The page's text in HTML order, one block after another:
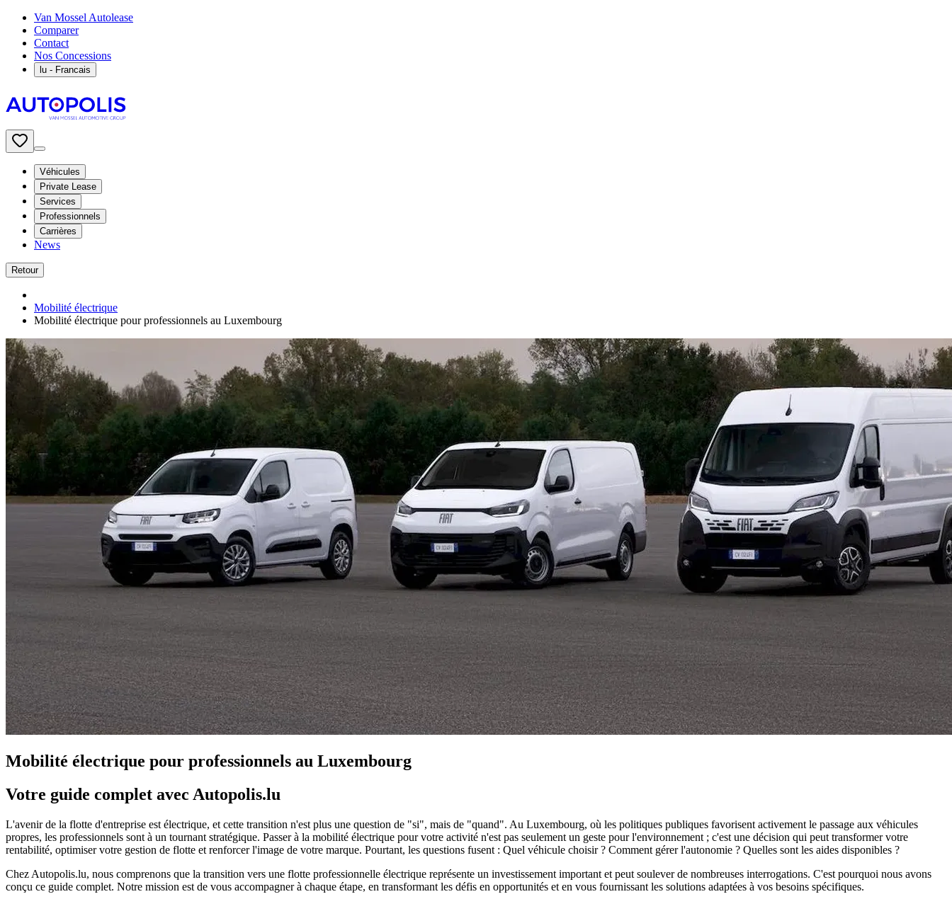
Van Mossel Autolease
Comparer
Contact
Nos Concessions
lu - Francais
Véhicules
Private Lease
Services
Professionnels
Carrières
News
Retour
Mobilité électrique
Mobilité électrique pour professionnels au Luxembourg
Mobilité électrique pour professionnels au Luxembourg
Votre guide complet avec Autopolis.lu
L'avenir de la flotte d'entreprise est électrique, et cette transition n'est plus une question de "si", mais de "quand". Au Luxembourg, où les politiques publiques favorisent activement le passage aux véhicules
propres, les professionnels sont à un tournant stratégique. Passer à la mobilité électrique pour votre activité n'est pas seulement un geste pour l'environnement ; c'est une décision qui peut transformer votre
rentabilité, optimiser votre gestion de flotte et renforcer l'image de votre marque. Pourtant, les questions fusent : Quel véhicule choisir ? Comment gérer l'autonomie ? Quelles sont les aides disponibles ?
Chez Autopolis.lu, nous comprenons que la transition vers une flotte professionnelle électrique représente un investissement important et peut soulever de nombreuses interrogations. C'est pourquoi nous avons
conçu ce guide complet. Notre mission est de vous accompagner à chaque étape, en transformant les défis en opportunités et en vous fournissant les solutions adaptées à vos besoins spécifiques.